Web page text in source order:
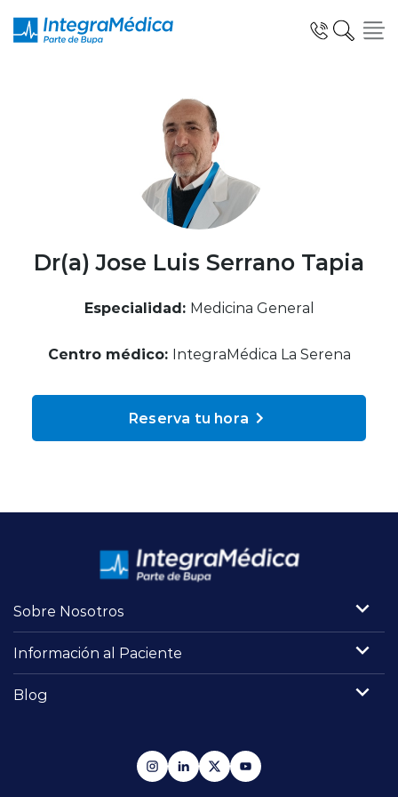
Especialidades y Servicios
Telemedicina Blua
Planes y Convenios
Reserva de Horas
modo claro
Dr(a) Jose Luis Serrano Tapia
Especialidad: Medicina General
Centro médico: IntegraMédica La Serena
Reserva tu hora
Sobre Nosotros
Información al Paciente
Blog